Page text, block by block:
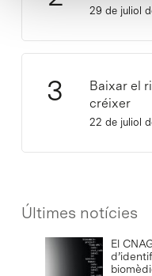
29 de juliol
Baixar el
créixer
22 de juliol
Últimes notícies
El